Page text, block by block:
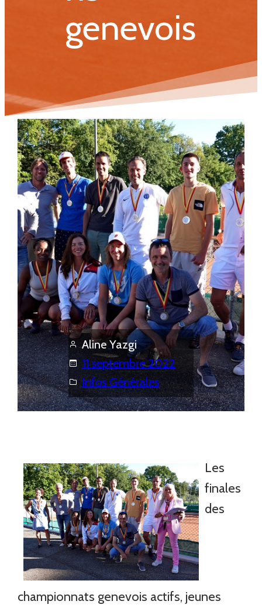
genevois
Aline Yazgi
11 septembre 2022
Infos Générales
Les
finales
des
championnats genevois actifs, jeunes